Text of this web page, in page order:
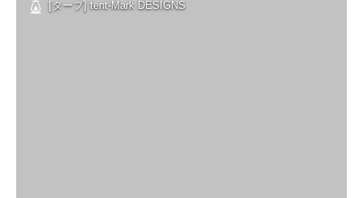
[タープ] tent-Mark DESIGNS